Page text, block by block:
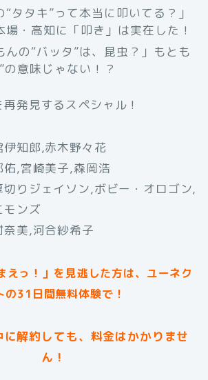
“タタキ”って本当に叩いてる？」
場・高知に「叩き」は実在した！
んの“バッタ”は、昆虫？」もとも
の意味じゃない！？
発見するスペシャル！
伊知郎,赤木野々花
佑,宮崎美子,森岡浩
切りジェイソン,ボビー・オロゴン,
モンズ
奈美,河合紗希子
えっ！」を見逃した方は、ユーネク
の31日間無料体験で！
解約しても、料金はかかりませ
ん！